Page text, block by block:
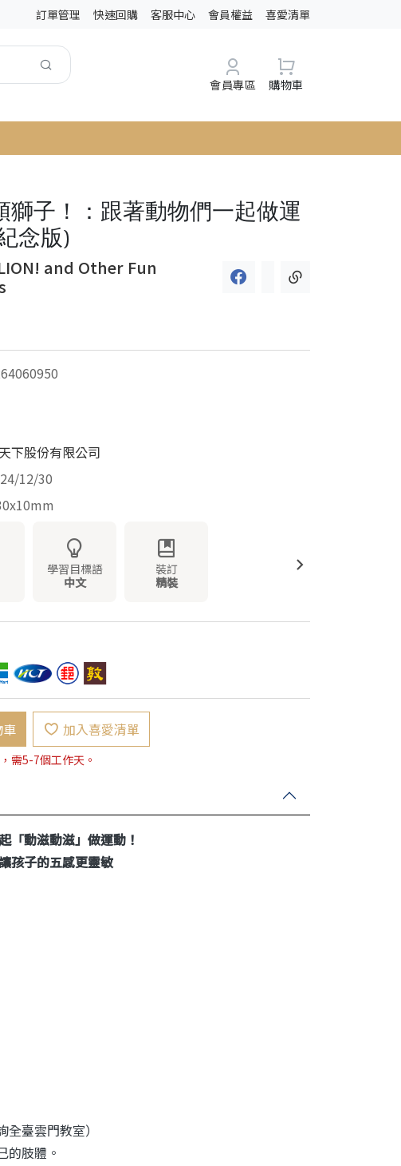
訂單管理 快速回購 客服中心 會員權益 喜愛清單
會員專區 購物車
獅子！：跟著動物們一起做運
念版)
and Other Fun
下股份有限公司
12/30
學習目標語
中文
裝訂
精裝
加入喜愛清單
需5-7個工作天。
「動滋動滋」做運動！
孩子的五感更靈敏
臺雲門教室）
的肢體。